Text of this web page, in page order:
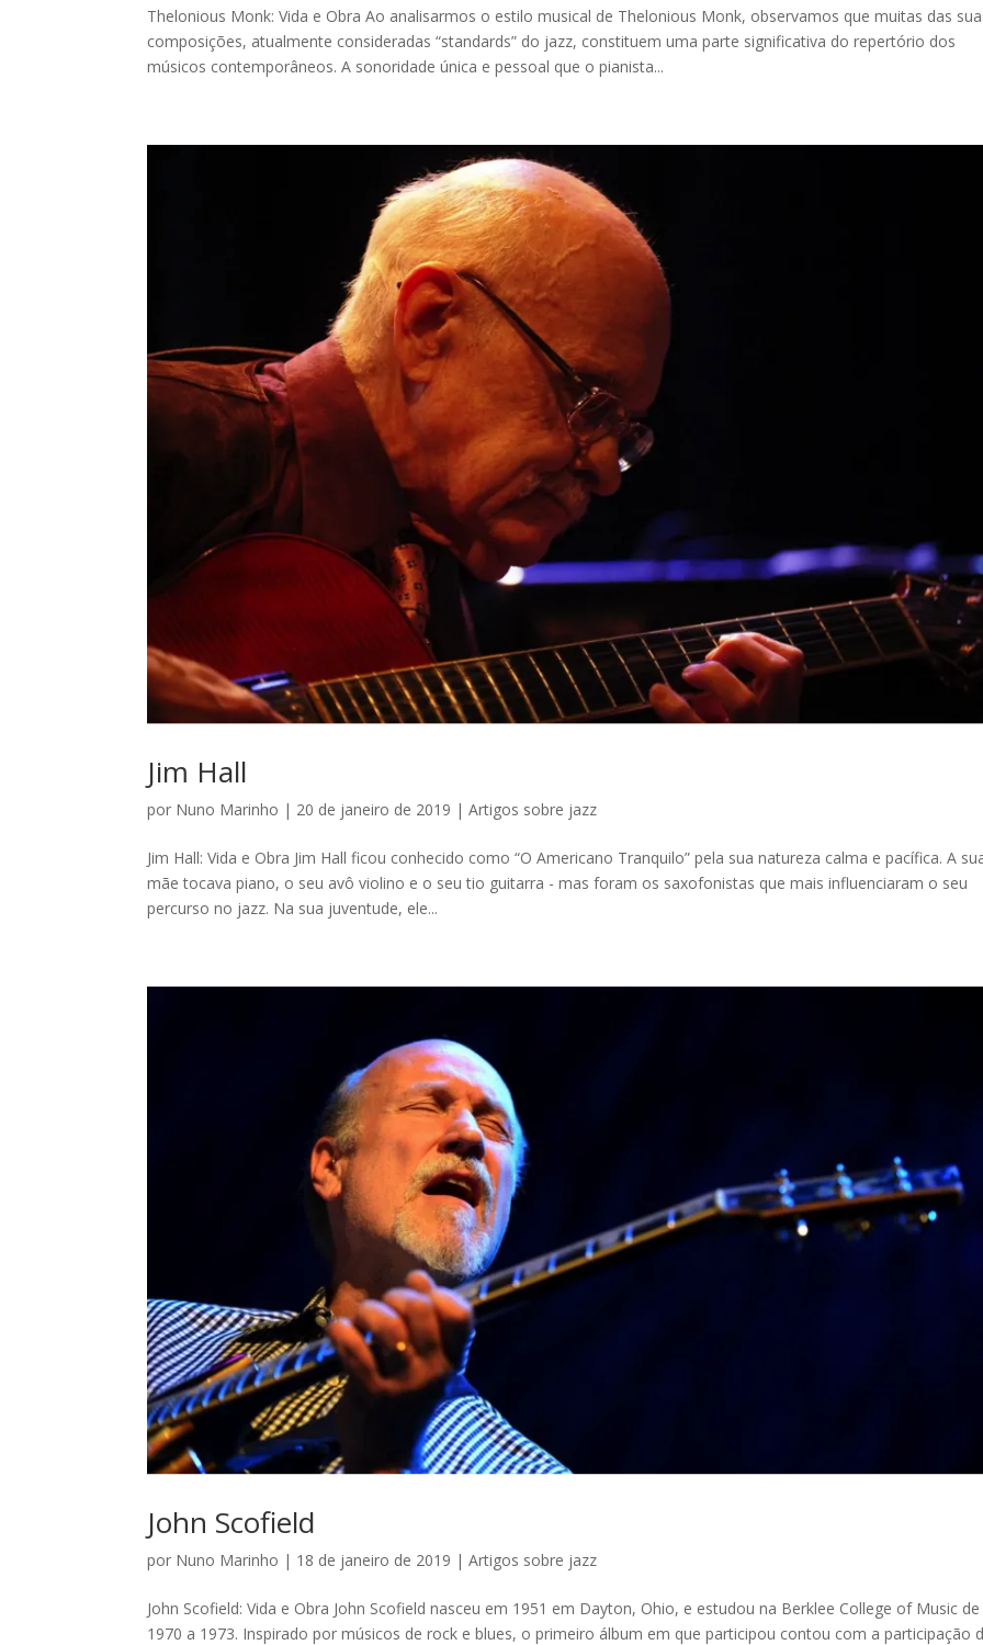
Thelonious Monk: Vida e Obra Ao analisarmos o estilo musical de Thelonious Monk, observamos que muitas das
composições, atualmente consideradas “standards” do jazz, constituem uma parte significativa do repertório dos
músicos contemporâneos. A sonoridade única e pessoal que o pianista...
Jim Hall
por Nuno Marinho | 20 de janeiro de 2019 |Artigos sobre jazz
Jim Hall: Vida e Obra Jim Hall ficou conhecido como “O Americano Tranquilo” pela sua natureza calma e pacífica. A
mãe tocava piano, o seu avô violino e o seu tio guitarra - mas foram os saxofonistas que mais influenciaram o seu
percurso no jazz. Na sua juventude, ele...
John Scofield
por Nuno Marinho | 18 de janeiro de 2019 |Artigos sobre jazz
John Scofield: Vida e Obra John Scofield nasceu em 1951 em Dayton, Ohio, e estudou na Berklee College of Music de
1970 a 1973. Inspirado por músicos de rock e blues, o primeiro álbum em que participou contou com a participação